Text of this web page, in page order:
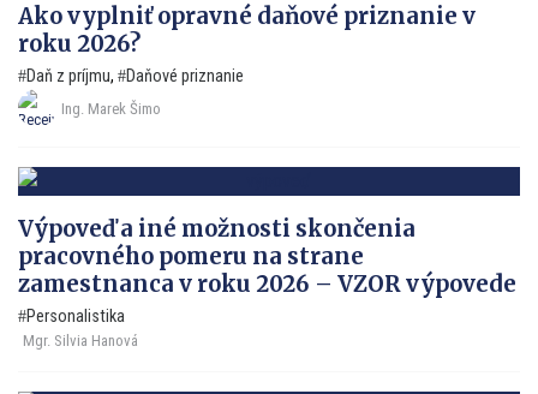
Ako vyplniť opravné daňové priznanie v
roku 2026?
Daň z príjmu, Daňové priznanie
Ing. Marek Šimo
Výpoveď a iné možnosti skončenia
pracovného pomeru na strane
zamestnanca v roku 2026 – VZOR výpovede
Personalistika
Mgr. Silvia Hanová